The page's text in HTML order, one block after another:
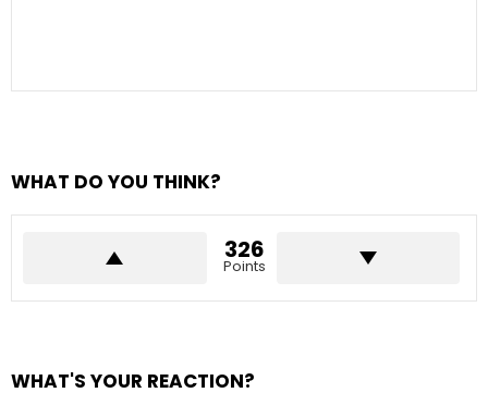
WHAT DO YOU THINK?
326
Points
WHAT'S YOUR REACTION?